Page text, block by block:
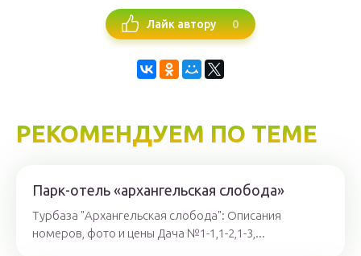
Лайк автору 0
РЕКОМЕНДУЕМ ПО ТЕМЕ
Парк-отель «архангельская слобода»
Турбаза "Архангельская слобода": Описания
номеров, фото и цены Дача №1-1,1-2,1-3,...